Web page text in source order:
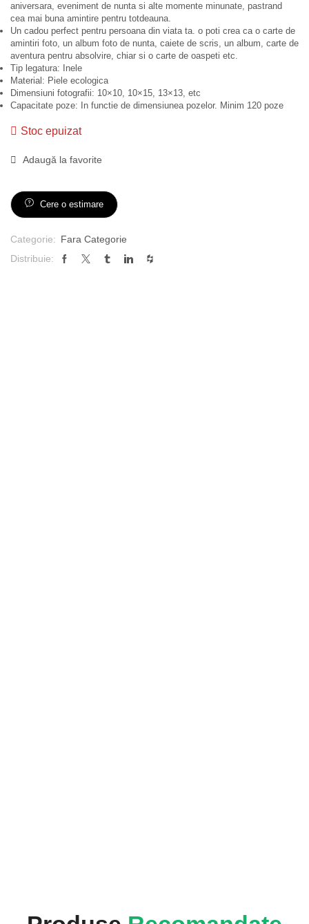
aniversara, eveniment de nunta si alte momente minunate, pastrand
cea mai buna amintire pentru totdeauna.
Un cadou perfect pentru persoana din viata ta. o poti crea ca o carte de
amintiri foto, un album foto de nunta, caiete de scris, un album, carte de
aventura pentru absolvire, chiar si o carte de oaspeti etc.
Tip legatura: Inele
Material: Piele ecologica
Dimensiuni fotografii: 10×10, 10×15, 13×13, etc
Capacitate poze: In functie de dimensiunea pozelor. Minim 120 poze
Stoc epuizat
Adaugă la favorite
Cere o estimare
Categorie: Fara Categorie
Distribuie: